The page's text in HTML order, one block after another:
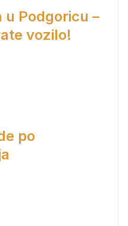
u Podgoricu –
vozilo!
po